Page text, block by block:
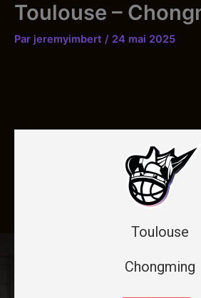
Aller
contenu
Toulouse –
Par jeremyimbert / 24 mai 2025
Toulouse
Chongming